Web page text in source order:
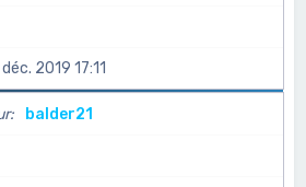
2019 17:11
balder21